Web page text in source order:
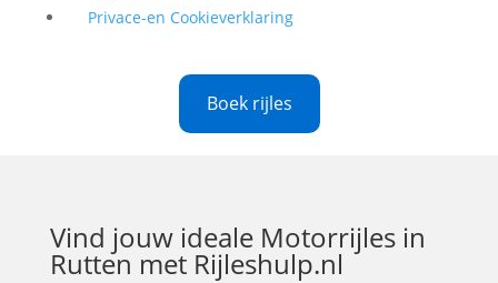
Privace-en Cookieverklaring
Boek rijles
Vind jouw ideale Motorrijles in
Rutten met Rijleshulp.nl